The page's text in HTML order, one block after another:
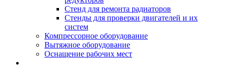
Стенд для ремонта радиаторов
Стенды для проверки двигателей и их
систем
Компрессорное оборудование
Вытяжное оборудование
Оснащение рабочих мест